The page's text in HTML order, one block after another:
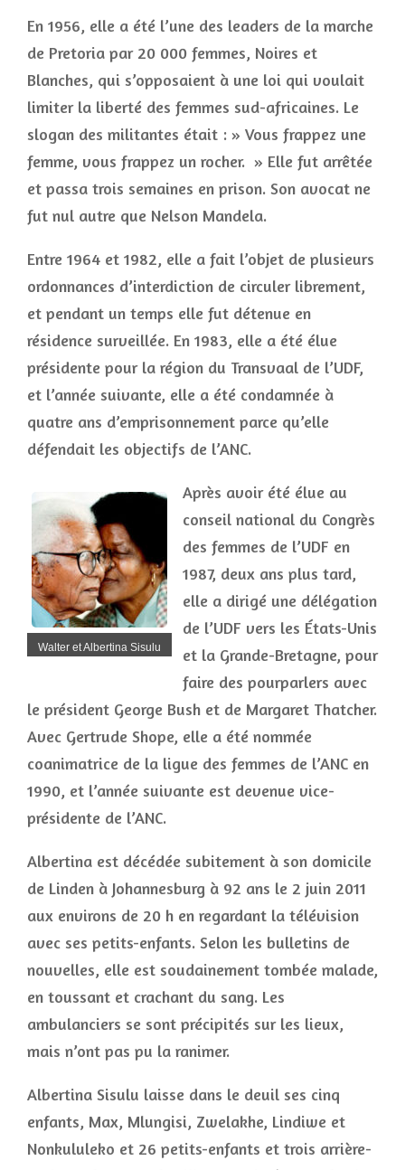
En 1956, elle a été l’une des leaders de la marche
de Pretoria par 20 000 femmes, Noires et
Blanches, qui s’opposaient à une loi qui voulait
limiter la liberté des femmes sud-africaines. Le
slogan des militantes était : » Vous frappez une
femme, vous frappez un rocher. » Elle fut arrêtée
et passa trois semaines en prison. Son avocat ne
fut nul autre que Nelson Mandela.
Entre 1964 et 1982, elle a fait l’objet de plusieurs
ordonnances d’interdiction de circuler librement,
et pendant un temps elle fut détenue en
résidence surveillée. En 1983, elle a été élue
présidente pour la région du Transvaal de l’UDF,
et l’année suivante, elle a été condamnée à
quatre ans d’emprisonnement parce qu’elle
défendait les objectifs de l’ANC.
Walter et Albertina Sisulu
Après avoir été élue au
conseil national du Congrès
des femmes de l’UDF en
1987, deux ans plus tard,
elle a dirigé une délégation
de l’UDF vers les États-Unis
et la Grande-Bretagne, pour
faire des pourparlers avec
le président George Bush et de Margaret Thatcher.
Avec Gertrude Shope, elle a été nommée
coanimatrice de la ligue des femmes de l’ANC en
1990, et l’année suivante est devenue vice-
présidente de l’ANC.
Albertina est décédée subitement à son domicile
de Linden à Johannesburg à 92 ans le 2 juin 2011
aux environs de 20 h en regardant la télévision
avec ses petits-enfants. Selon les bulletins de
nouvelles, elle est soudainement tombée malade,
en toussant et crachant du sang. Les
ambulanciers se sont précipités sur les lieux,
mais n’ont pas pu la ranimer.
Albertina Sisulu laisse dans le deuil ses cinq
enfants, Max, Mlungisi, Zwelakhe, Lindiwe et
Nonkululeko et 26 petits-enfants et trois arrière-